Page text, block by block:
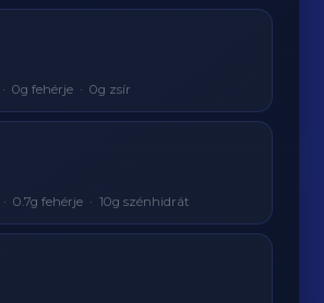
0g fehérje · 0g zsír
0.7g fehérje · 10g szénhidrát